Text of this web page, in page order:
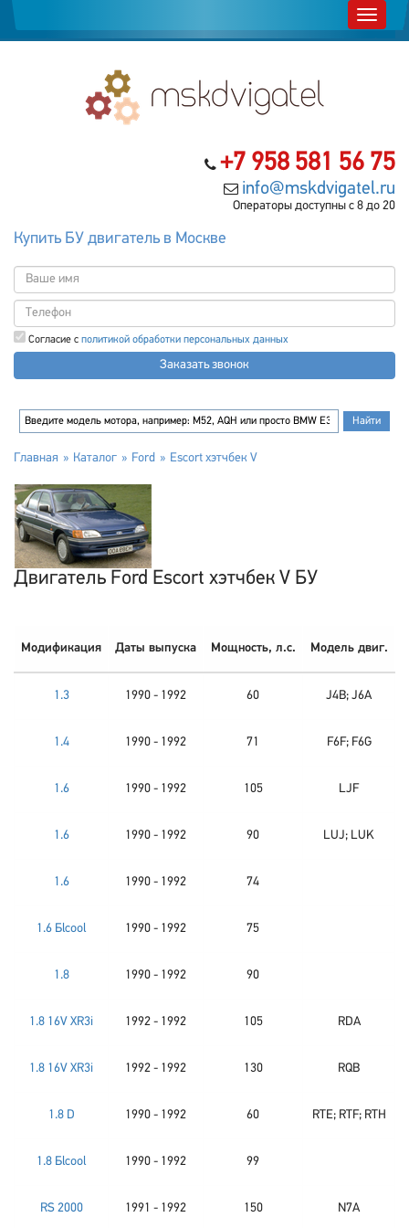
+7 958 581 56 75
info@mskdvigatel.ru
Операторы доступны с 8 до 20
Купить БУ двигатель в Москве
Согласие с политикой обработки персональных данных
Заказать звонок
Главная Каталог Ford Escort хэтчбек V
Двигатель Ford Escort хэтчбек V БУ
Модификация Даты выпуска Мощность, л.с. Модель двиг.
1.3 1990 - 1992 60 J4B; J6A
1.4 1990 - 1992 71 F6F; F6G
1.6 1990 - 1992 105 LJF
1.6 1990 - 1992 90 LUJ; LUK
1.6 1990 - 1992 74
1.6 Бlcool 1990 - 1992 75
1.8 1990 - 1992 90
1.8 16V XR3i 1992 - 1992 105 RDA
1.8 16V XR3i 1992 - 1992 130 RQB
1.8 D 1990 - 1992 60 RTE; RTF; RTH
1.8 Бlcool 1990 - 1992 99
RS 2000 1991 - 1992 150 N7A